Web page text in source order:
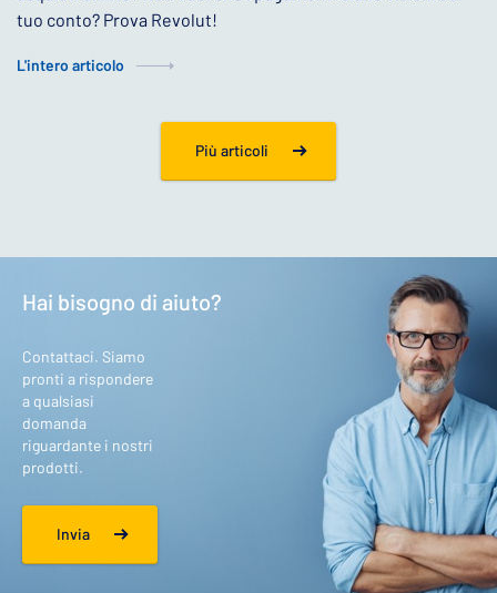
tuo conto? Prova Revolut!
L'intero articolo
Più articoli
Hai bisogno di aiuto?
Contattaci. Siamo
pronti a rispondere
a qualsiasi
domanda
riguardante i nostri
prodotti.
Invia